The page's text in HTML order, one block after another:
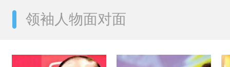
领袖人物面对面